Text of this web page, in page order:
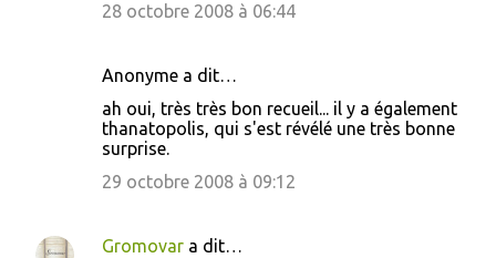
28 octobre 2008 à 06:44
Anonyme a dit…
ah oui, très très bon recueil... il y a également
thanatopolis, qui s'est révélé une très bonne
surprise.
29 octobre 2008 à 09:12
Gromovar a dit…